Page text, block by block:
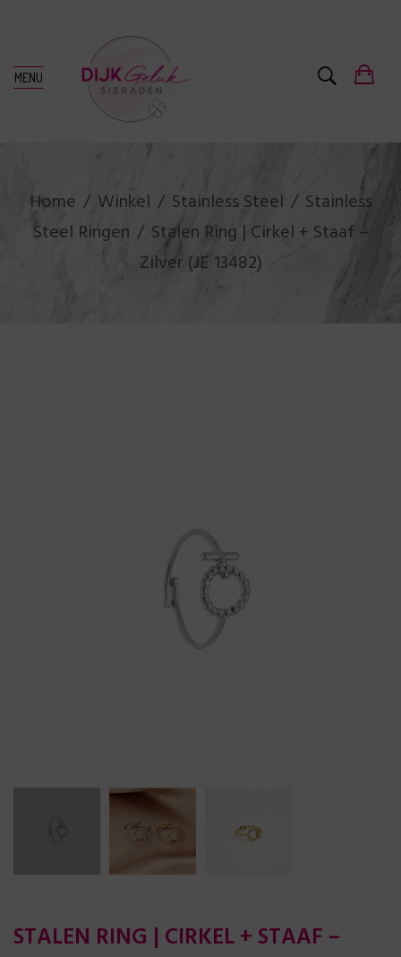
MENU
Home Winkel Stainless Steel
Stainless
Steel Ringen
Stalen Ring | Cirkel + Staaf –
Zilver (JE 13482)
STALEN RING | CIRKEL + STAAF –